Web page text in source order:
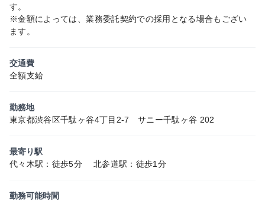
す。
※金額によっては、業務委託契約での採用となる場合もござい
ます。
交通費
全額支給
勤務地
東京都渋谷区千駄ヶ谷4丁目2-7 サニー千駄ヶ谷 202
最寄り駅
代々木駅：徒歩5分 北参道駅：徒歩1分
勤務可能時間